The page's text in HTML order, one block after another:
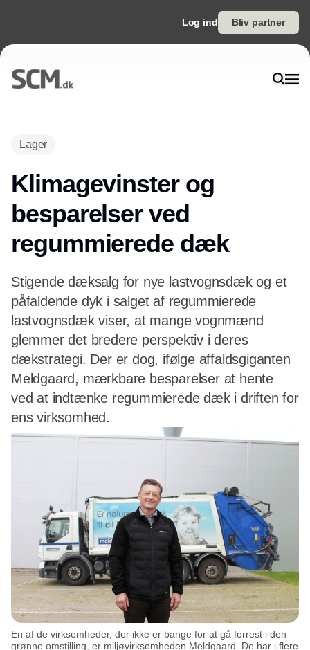
Log ind Bliv partner
Lager
Klimagevinster og
besparelser ved
regummierede dæk
Stigende dæksalg for nye lastvognsdæk og et
påfaldende dyk i salget af regummierede
lastvognsdæk viser, at mange vognmænd
glemmer det bredere perspektiv i deres
dækstrategi. Der er dog, ifølge affaldsgiganten
Meldgaard, mærkbare besparelser at hente
ved at indtænke regummierede dæk i driften for
ens virksomhed.
En af de virksomheder, der ikke er bange for at gå forrest i den
grønne omstilling, er miljøvirksomheden Meldgaard. De har i flere